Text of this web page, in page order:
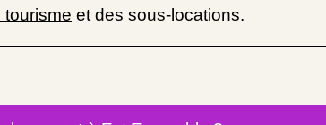
tourisme et des sous-locations.